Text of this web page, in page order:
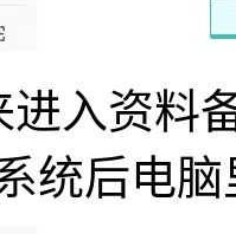
资料备
统后电